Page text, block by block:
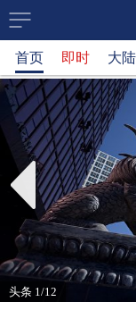
大
纪
元
新
闻
网
首页 即时 大陆
头条 1/12